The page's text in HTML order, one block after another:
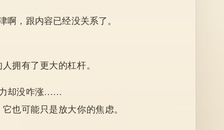
啊，跟内容已经没关系了。
拥有了更大的杠杆。
力却没咋涨……
也可能只是放大你的焦虑。